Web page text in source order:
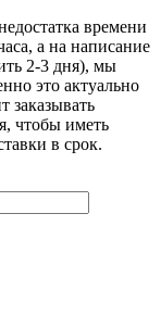
времени
а на написание
2-3 дня), мы
это актуально
заказывать
чтобы иметь
в срок.